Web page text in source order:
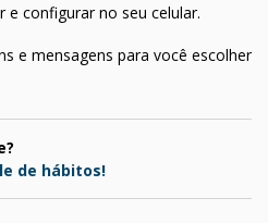
e configurar no seu celular.
e mensagens para você escolher
de hábitos!